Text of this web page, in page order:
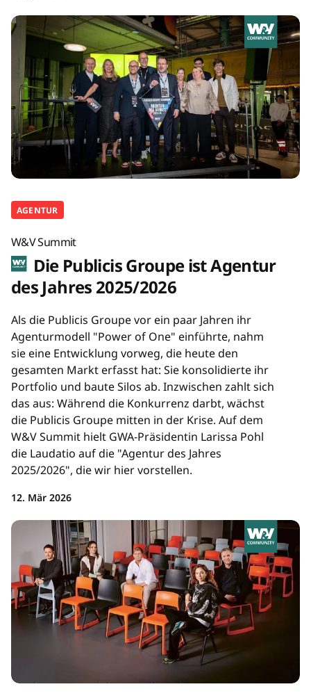
AGENTUR
W&V Summit
Die Publicis Groupe ist Agentur
des Jahres 2025/2026
Als die Publicis Groupe vor ein paar Jahren ihr
Agenturmodell "Power of One" einführte, nahm
sie eine Entwicklung vorweg, die heute den
gesamten Markt erfasst hat: Sie konsolidierte ihr
Portfolio und baute Silos ab. Inzwischen zahlt sich
das aus: Während die Konkurrenz darbt, wächst
die Publicis Groupe mitten in der Krise. Auf dem
W&V Summit hielt GWA-Präsidentin Larissa Pohl
die Laudatio auf die "Agentur des Jahres
2025/2026", die wir hier vorstellen.
12. Mär 2026